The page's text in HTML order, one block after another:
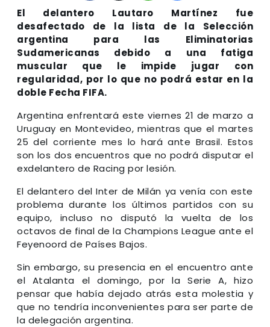
El delantero Lautaro Martínez fue
desafectado de la lista de la Selección
argentina para las Eliminatorias
Sudamericanas debido a una fatiga
muscular que le impide jugar con
regularidad, por lo que no podrá estar en la
doble Fecha FIFA.
Argentina enfrentará este viernes 21 de marzo a
Uruguay en Montevideo, mientras que el martes
25 del corriente mes lo hará ante Brasil. Estos
son los dos encuentros que no podrá disputar el
exdelantero de Racing por lesión.
El delantero del Inter de Milán ya venía con este
problema durante los últimos partidos con su
equipo, incluso no disputó la vuelta de los
octavos de final de la Champions League ante el
Feyenoord de Países Bajos.
Sin embargo, su presencia en el encuentro ante
el Atalanta el domingo, por la Serie A, hizo
pensar que había dejado atrás esta molestia y
que no tendría inconvenientes para ser parte de
la delegación argentina.